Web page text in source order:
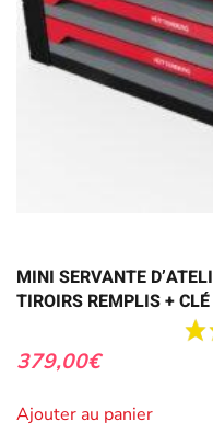
MINI SERVANTE
TIROIRS REMPLIS +
379,00€
Ajouter au panier